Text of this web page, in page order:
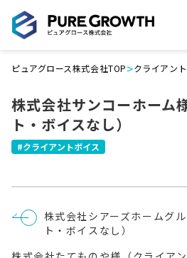
経営コンサルティ
PGハウス（住宅フ
広告運用代行
成功報酬型コスト
土地・顧客管理シ
ピュアグロース株式会社TOP>クライアン
株式会社サンコーホーム
ト・ボイスなし）
クライアントボイス
投
稿
ビ
株式会社シアーズホームグ
ト・ボイスなし）